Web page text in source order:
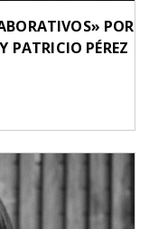
POR
PATRICIO PÉREZ